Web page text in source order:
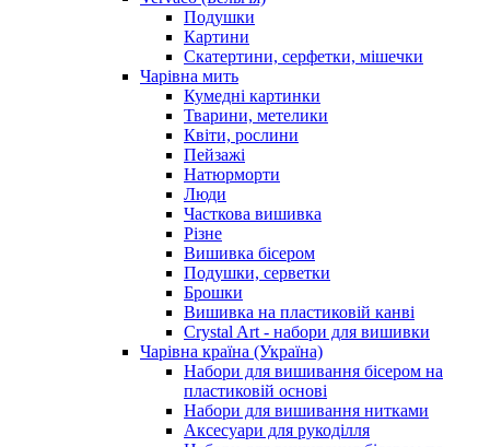
Подушки
Картини
Скатертини, серфетки, мішечки
Чарiвна мить
Кумедні картинки
Тварини, метелики
Квіти, рослини
Пейзажі
Натюрморти
Люди
Часткова вишивка
Різне
Вишивка бісером
Подушки, серветки
Брошки
Вишивка на пластиковій канві
Crystal Art - набори для вишивки
Чарівна країна (Україна)
Набори для вишивання бісером на
пластиковій основі
Набори для вишивання нитками
Аксесуари для рукоділля